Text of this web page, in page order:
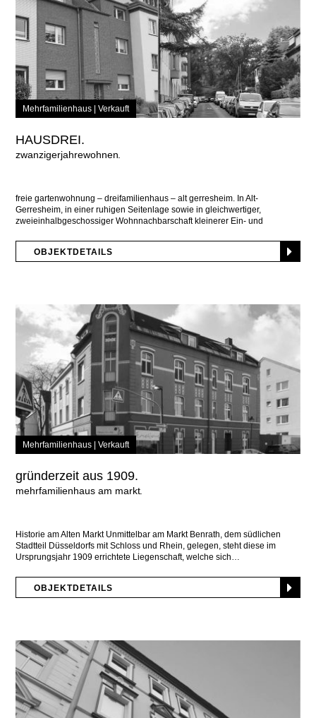
Mehrfamilienhaus | Verkauft
HAUSDREI.
zwanzigerjahrewohnen
freie gartenwohnung – dreifamilienhaus – alt gerresheim. In Alt-
Gerresheim, in einer ruhigen Seitenlage sowie in gleichwertiger,
zweieinhalbgeschossiger Wohnnachbarschaft kleinerer Ein- und
OBJEKTDETAILS
Mehrfamilienhaus | Verkauft
gründerzeit aus 1909.
mehrfamilienhaus am markt
Historie am Alten Markt Unmittelbar am Markt Benrath, dem südlichen
Stadtteil Düsseldorfs mit Schloss und Rhein, gelegen, steht diese im
Ursprungsjahr 1909 errichtete Liegenschaft, welche sich
OBJEKTDETAILS